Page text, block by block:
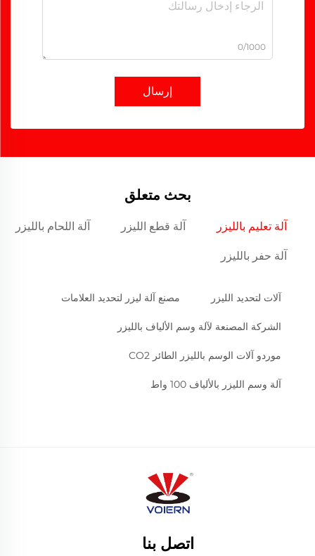
0/1000
إرسال
بحث متعلق
آلة تعليم بالليزر آلة قطع الليزر آلة اللحام بالليزر
آلة حفر بالليزر
آلات لتحديد الليزر مصنع آلة ليزر لتحديد العلامات
الشركة المصنعة لآلة وسم الألياف بالليزر
موردو آلات الوسم بالليزر الطائر CO2
آلة وسم الليزر بالألياف 100 واط
اتصل بنا